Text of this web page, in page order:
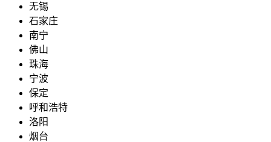
无锡
石家庄
南宁
佛山
珠海
宁波
保定
呼和浩特
洛阳
烟台